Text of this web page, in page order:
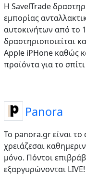
Η SavelTrade
εμπορίας
αυτοκινήτων από το
δραστηριοποιείται
Apple iPHone καθώς
προϊόντα για το
Panora
Το panora.gr είναι
χρειάζεσαι
μόνο. Πόντοι
εξαργυρώνονται LIVE!